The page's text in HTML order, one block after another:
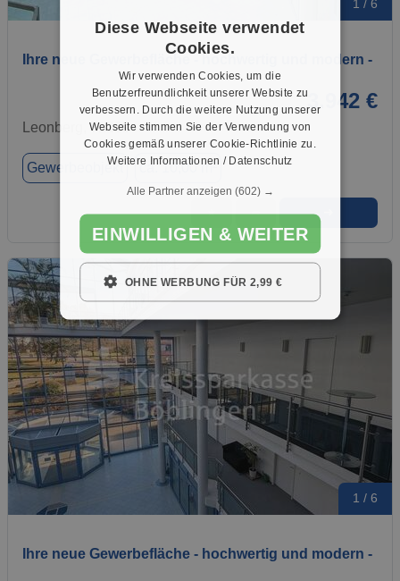
1 / 6
Ihre neue Gewerbefläche - hochwertig und modern -
3.942 €
Leonberg, 71229
Gewerbeobjekt ca. 10,00 m²
★ ➦
1 / 6
Ihre neue Gewerbefläche - hochwertig und modern -
Diese Webseite verwendet
Cookies.
Wir verwenden Cookies, um die
Benutzerfreundlichkeit unserer Website zu
verbessern. Durch die weitere Nutzung unserer
Webseite stimmen Sie der Verwendung von
Cookies gemäß unserer Cookie-Richtlinie zu.
Weitere Informationen / Datenschutz
Alle Partner anzeigen (602) →
EINWILLIGEN & WEITER
OHNE WERBUNG FÜR 2,99 €